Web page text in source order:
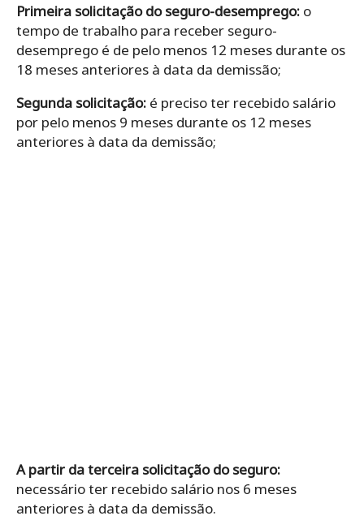
Primeira solicitação do seguro-desemprego: o
tempo de trabalho para receber seguro-
desemprego é de pelo menos 12 meses durante os
18 meses anteriores à data da demissão;
Segunda solicitação: é preciso ter recebido salário
por pelo menos 9 meses durante os 12 meses
anteriores à data da demissão;
A partir da terceira solicitação do seguro:
necessário ter recebido salário nos 6 meses
anteriores à data da demissão.